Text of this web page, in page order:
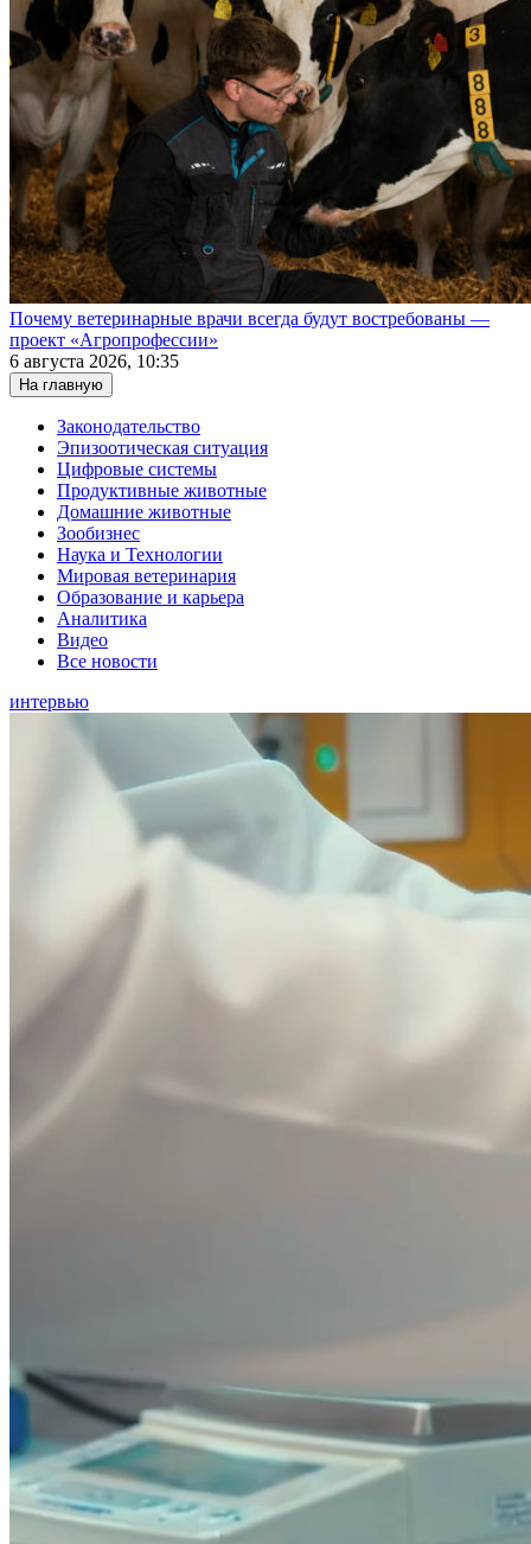
Почему ветеринарные врачи всегда будут востребованы —
проект «Агропрофессии»
6 августа 2026, 10:35
На главную
Законодательство
Эпизоотическая ситуация
Цифровые системы
Продуктивные животные
Домашние животные
Зообизнес
Наука и Технологии
Мировая ветеринария
Образование и карьера
Аналитика
Видео
Все новости
интервью